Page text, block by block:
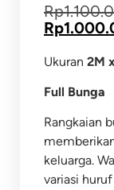
Rp
Rp
Ukuran 2M
Full Bunga
Rangkaian
keluarga.
variasi